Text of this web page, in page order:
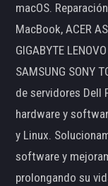
macOS.
MacBook, ACER
GIGABYTE
SAMSUNG SONY
de servidores Dell
hardware y
y Linux.
software y
prolongando su